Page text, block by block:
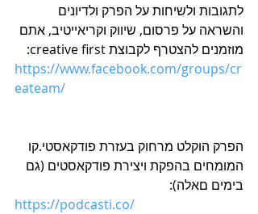
לתגובות ולשיחות על הפרק ולדיונים
והשראה על פרסום, שיווק וקריאייטיב, אתם
מוזמנים להצטרף לקבוצת creative first:
https://www.facebook.com/groups/cr
eateam/
הפרק הוקלט מרחוק בעזרת פודקאסטי.קו
המומחים בהפקת ויצירת פודקאסטים (גם
בימים םאלה):
https://podcasti.co/